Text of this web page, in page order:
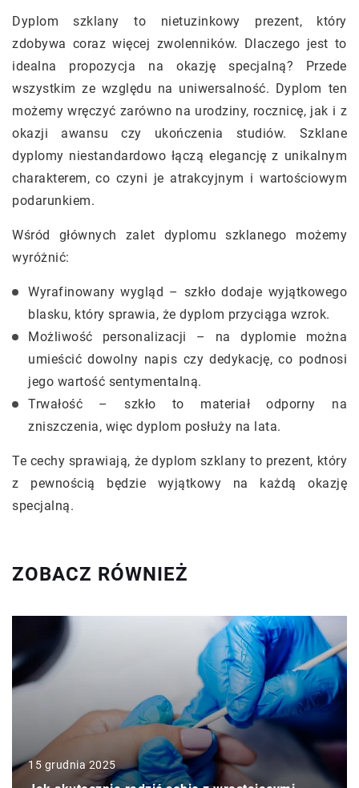
Dyplom szklany to nietuzinkowy prezent, który
zdobywa coraz więcej zwolenników. Dlaczego jest to
idealna propozycja na okazję specjalną? Przede
wszystkim ze względu na uniwersalność. Dyplom ten
możemy wręczyć zarówno na urodziny, rocznicę, jak i z
okazji awansu czy ukończenia studiów. Szklane
dyplomy niestandardowo łączą elegancję z unikalnym
charakterem, co czyni je atrakcyjnym i wartościowym
podarunkiem.
Wśród głównych zalet dyplomu szklanego możemy
wyróżnić:
Wyrafinowany wygląd – szkło dodaje wyjątkowego
blasku, który sprawia, że dyplom przyciąga wzrok.
Możliwość personalizacji – na dyplomie można
umieścić dowolny napis czy dedykację, co podnosi
jego wartość sentymentalną.
Trwałość – szkło to materiał odporny na
zniszczenia, więc dyplom posłuży na lata.
Te cechy sprawiają, że dyplom szklany to prezent, który
z pewnością będzie wyjątkowy na każdą okazję
specjalną.
ZOBACZ RÓWNIEŻ
15 grudnia 2025